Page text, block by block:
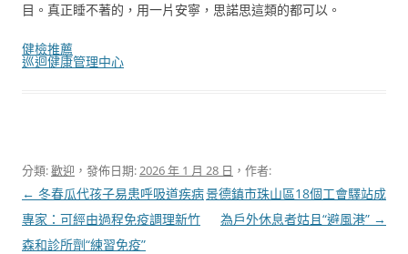
目。真正睡不著的，用一片安寧，思諾思這類的都可以。
健檢推薦
巡迴健康管理中心
分類:歡迎 ，發佈日期:2026 年 1 月 28 日 ，作者:
文
章
導
← 冬春瓜代孩子易患呼吸道疾病
專家：可經由過程免疫調理新竹
森和診所劑“練習免疫”
景德鎮市珠山區18個工會驛站成
為戶外休息者姑且“避風港” →